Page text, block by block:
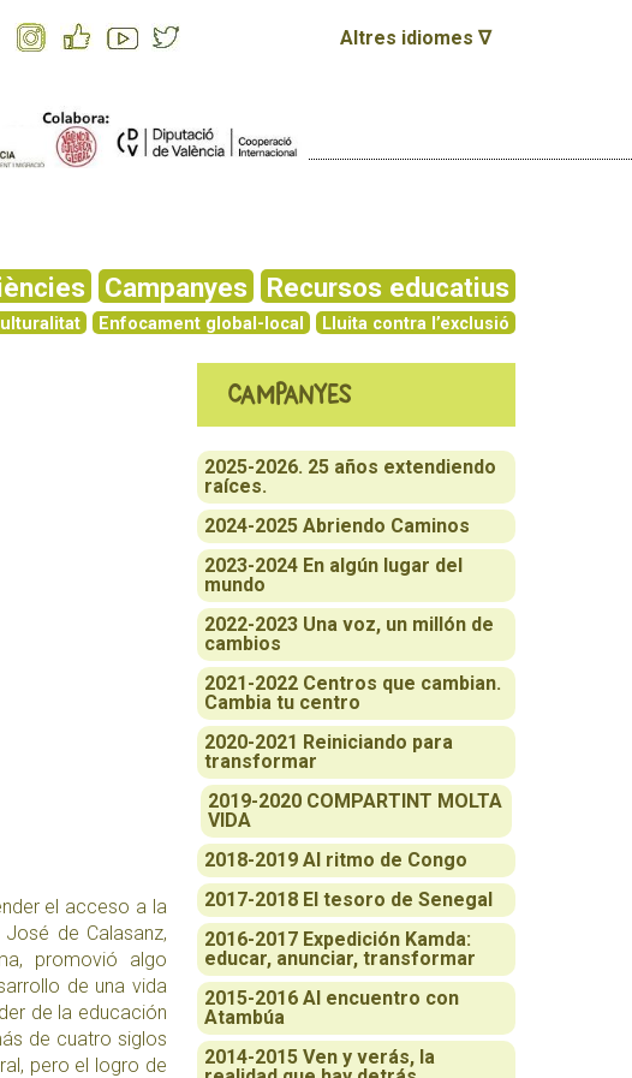
Altres idiomes ∇
Campanyes Recursos educatius
Enfocament global-local Lluita contra l’exclusió
Campanyes
2025-2026. 25 años extendiendo
raíces.
2024-2025 Abriendo Caminos
2023-2024 En algún lugar del
mundo
2022-2023 Una voz, un millón de
cambios
2021-2022 Centros que cambian.
Cambia tu centro
2020-2021 Reiniciando para
transformar
2019-2020 COMPARTINT MOLTA
VIDA
2018-2019 Al ritmo de Congo
2017-2018 El tesoro de Senegal
2016-2017 Expedición Kamda:
educar, anunciar, transformar
2015-2016 Al encuentro con
Atambúa
2014-2015 Ven y verás, la
el acceso a la
de Calasanz,
promovió algo
de una vida
de la educación
de cuatro siglos
pero el logro de